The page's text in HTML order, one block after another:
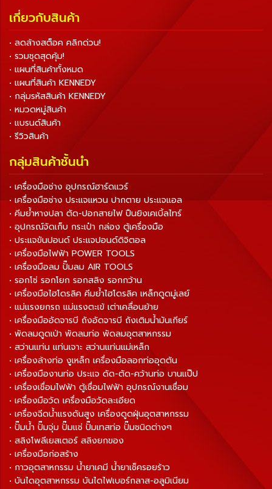
เกี่ยวกับสินค้า
• ลดล้างสต็อค คลิกด่วน!
• รวมชุดสุดคุ้ม!
• แผนที่สินค้าทั้งหมด
• แผนที่สินค้า KENNEDY
• กลุ่มรหัสสินค้า KENNEDY
• หมวดหมู่สินค้า
• แบรนด์สินค้า
• รีวิวสินค้า
กลุ่มสินค้าชั้นนำ
• เครื่องมือช่าง อุปกรณ์ฮาร์ดแวร์
• เครื่องมือช่าง ประแจแหวน ปากตาย ประแจแอล
• คีมย้ำหางปลา ตัด-ปอกสายไฟ ปืนยิงเคเบิ้ลไทร์
• อุปกรณ์จัดเก็บ กระเป๋า กล่อง ตู้เครื่องมือ
• ประแจขันปอนด์ ประแจปอนด์ดิจิตอล
• เครื่องมือไฟฟ้า POWER TOOLS
• เครื่องมือลม ปั๊มลม AIR TOOLS
• รอกโซ่ รอกโยก รอกสลิง รอกกว้าน
• เครื่องมือไฮโดรลิค คีมย้ำไฮโดรลิค เหล็กดูดมู่เลย์
• แม่แรงยกรถ แม่แรงตะเข้ เต่าเคลื่อนย้าย
• เครื่องมืออัดจารบี ถังอัดจารบี ถังเติมน้ำมันเกียร์
• พัดลมดูดเป่า พัดลมท่อ พัดลมอุตสาหกรรม
• สว่านแท่น แท่นเจาะ สว่านแท่นแม่เหล็ก
• เครื่องล้างท่อ งูเหล็ก เครื่องมือลอกท่ออุดตัน
• เครื่องมืองานท่อ ประแจ ดัด-ตัด-คว้านท่อ บานแป๊ป
• เครื่องเชื่อมไฟฟ้า ตู้เชื่อมไฟฟ้า อุปกรณ์งานเชื่อม
• เครื่องมือวัด เครื่องมือวัดละเอียด
• เครื่องฉีดน้ำแรงดันสูง เครื่องดูดฝุ่นอุตสาหกรรม
• ปั๊มน้ำ ปั๊มจุ่ม ปั๊มแช่ ปั๊มเทสท่อ ปั๊มชนิดต่างๆ
• สลิงโพลีเยสเตอร์ สลิงยกของ
• เครื่องมือก่อสร้าง
• กาวอุตสาหกรรม น้ำยาเคมี น้ำยาเช็ครอยร้าว
• บันไดอุตสาหกรรม บันไดไฟเบอร์กลาส-อลูมิเนียม